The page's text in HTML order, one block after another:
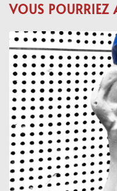
VOUS POURRIEZ